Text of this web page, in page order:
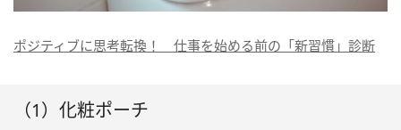
ポジティブに思考転換！ 仕事を始める前の「新習慣」診断
（1）化粧ポーチ